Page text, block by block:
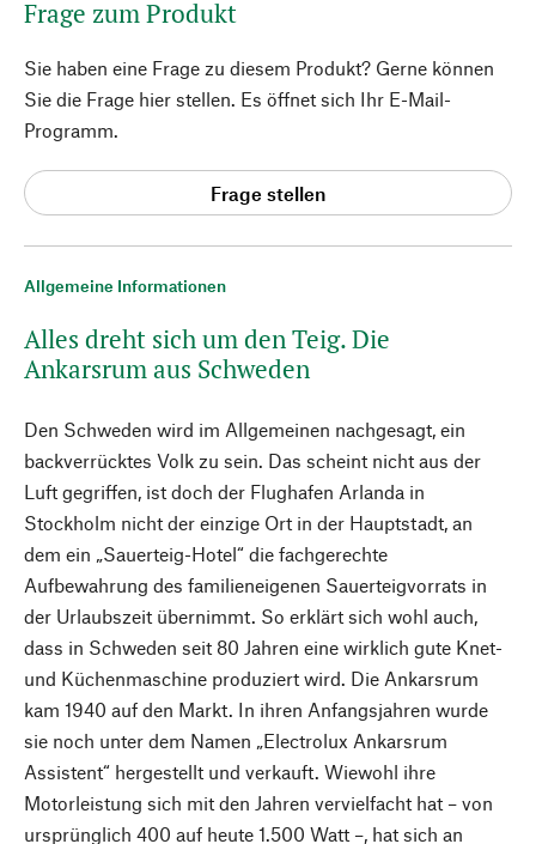
Allgemeine Informationen
Alles dreht sich um den Teig. Die
Ankarsrum aus Schweden
Den Schweden wird im Allgemeinen nachgesagt, ein
backverrücktes Volk zu sein. Das scheint nicht aus der
Luft gegriffen, ist doch der Flughafen Arlanda in
Stockholm nicht der einzige Ort in der Hauptstadt, an
dem ein „Sauerteig-Hotel“ die fachgerechte
Aufbewahrung des familieneigenen Sauerteigvorrats in
der Urlaubszeit übernimmt. So erklärt sich wohl auch,
dass in Schweden seit 80 Jahren eine wirklich gute Knet-
und Küchenmaschine produziert wird. Die Ankarsrum
kam 1940 auf den Markt. In ihren Anfangsjahren wurde
sie noch unter dem Namen „Electrolux Ankarsrum
Assistent“ hergestellt und verkauft. Wiewohl ihre
Motorleistung sich mit den Jahren vervielfacht hat – von
ursprünglich 400 auf heute 1.500 Watt –, hat sich an
Frage zum Produkt
Sie haben eine Frage zu diesem Produkt? Gerne können
Sie die Frage hier stellen. Es öffnet sich Ihr E-Mail-
Programm.
Frage stellen